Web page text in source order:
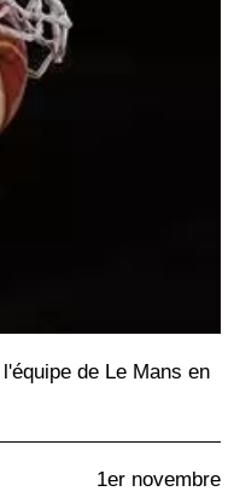
de Le Mans en
1er novembre